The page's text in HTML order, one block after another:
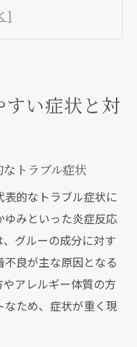
原因とリスクの理
ケアの重要ポイン
れの初期症状を見
に避けるべき行動
の正しい対応手順
のポイント
べきサイン
たいまつエク対処
すい症状と対
トラブル症状
的なトラブル症状に
みといった炎症反応
グルーの成分に対す
良が主な原因となる
アレルギー体質の方
ため、症状が重く現